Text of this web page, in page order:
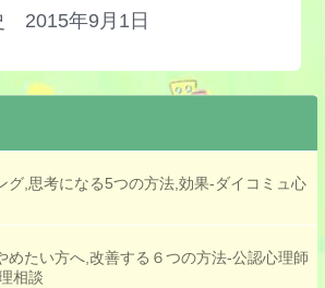
方法
性格を直す方法
と対策
直す,やめる方法
わからない
からない,治し方
る時の対策
2015年9月1日
グ,思考になる5つの方法,効果‐ダイコミュ心
めたい方へ,改善する６つの方法-公認心理師
相談